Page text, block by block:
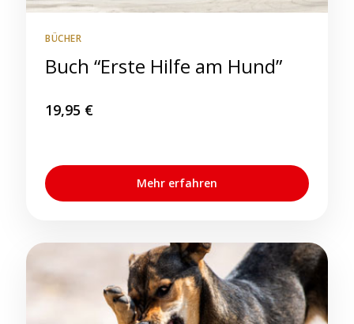
BÜCHER
Buch “Erste Hilfe am Hund”
19,95 €
Mehr erfahren